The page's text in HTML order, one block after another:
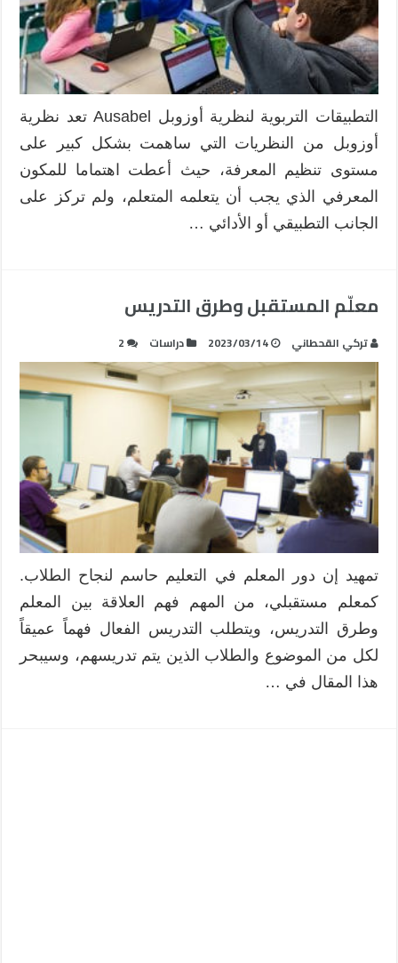
التطبيقات التربوية لنظرية أوزوبل Ausabel تعد نظرية
أوزوبل من النظريات التي ساهمت بشكل كبير على
مستوى تنظيم المعرفة، حيث أعطت اهتماما للمكون
المعرفي الذي يجب أن يتعلمه المتعلم، ولم تركز على
الجانب التطبيقي أو الأدائي …
معلّم المستقبل وطرق التدريس
تركي القحطاني 2023/03/14 دراسات 2
تمهيد إن دور المعلم في التعليم حاسم لنجاح الطلاب.
كمعلم مستقبلي، من المهم فهم العلاقة بين المعلم
وطرق التدريس، ويتطلب التدريس الفعال فهماً عميقاً
لكل من الموضوع والطلاب الذين يتم تدريسهم، وسيبحر
هذا المقال في …